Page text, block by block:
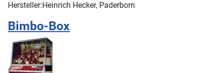
Hersteller:Heinrich Hecker, Paderborn
Bimbo-Box